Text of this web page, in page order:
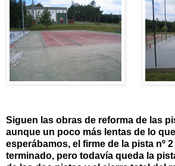
Siguen las obras de reforma de las
aunque un poco más lentas de lo
esperábamos, el firme de la pista nº
terminado, pero todavía queda la